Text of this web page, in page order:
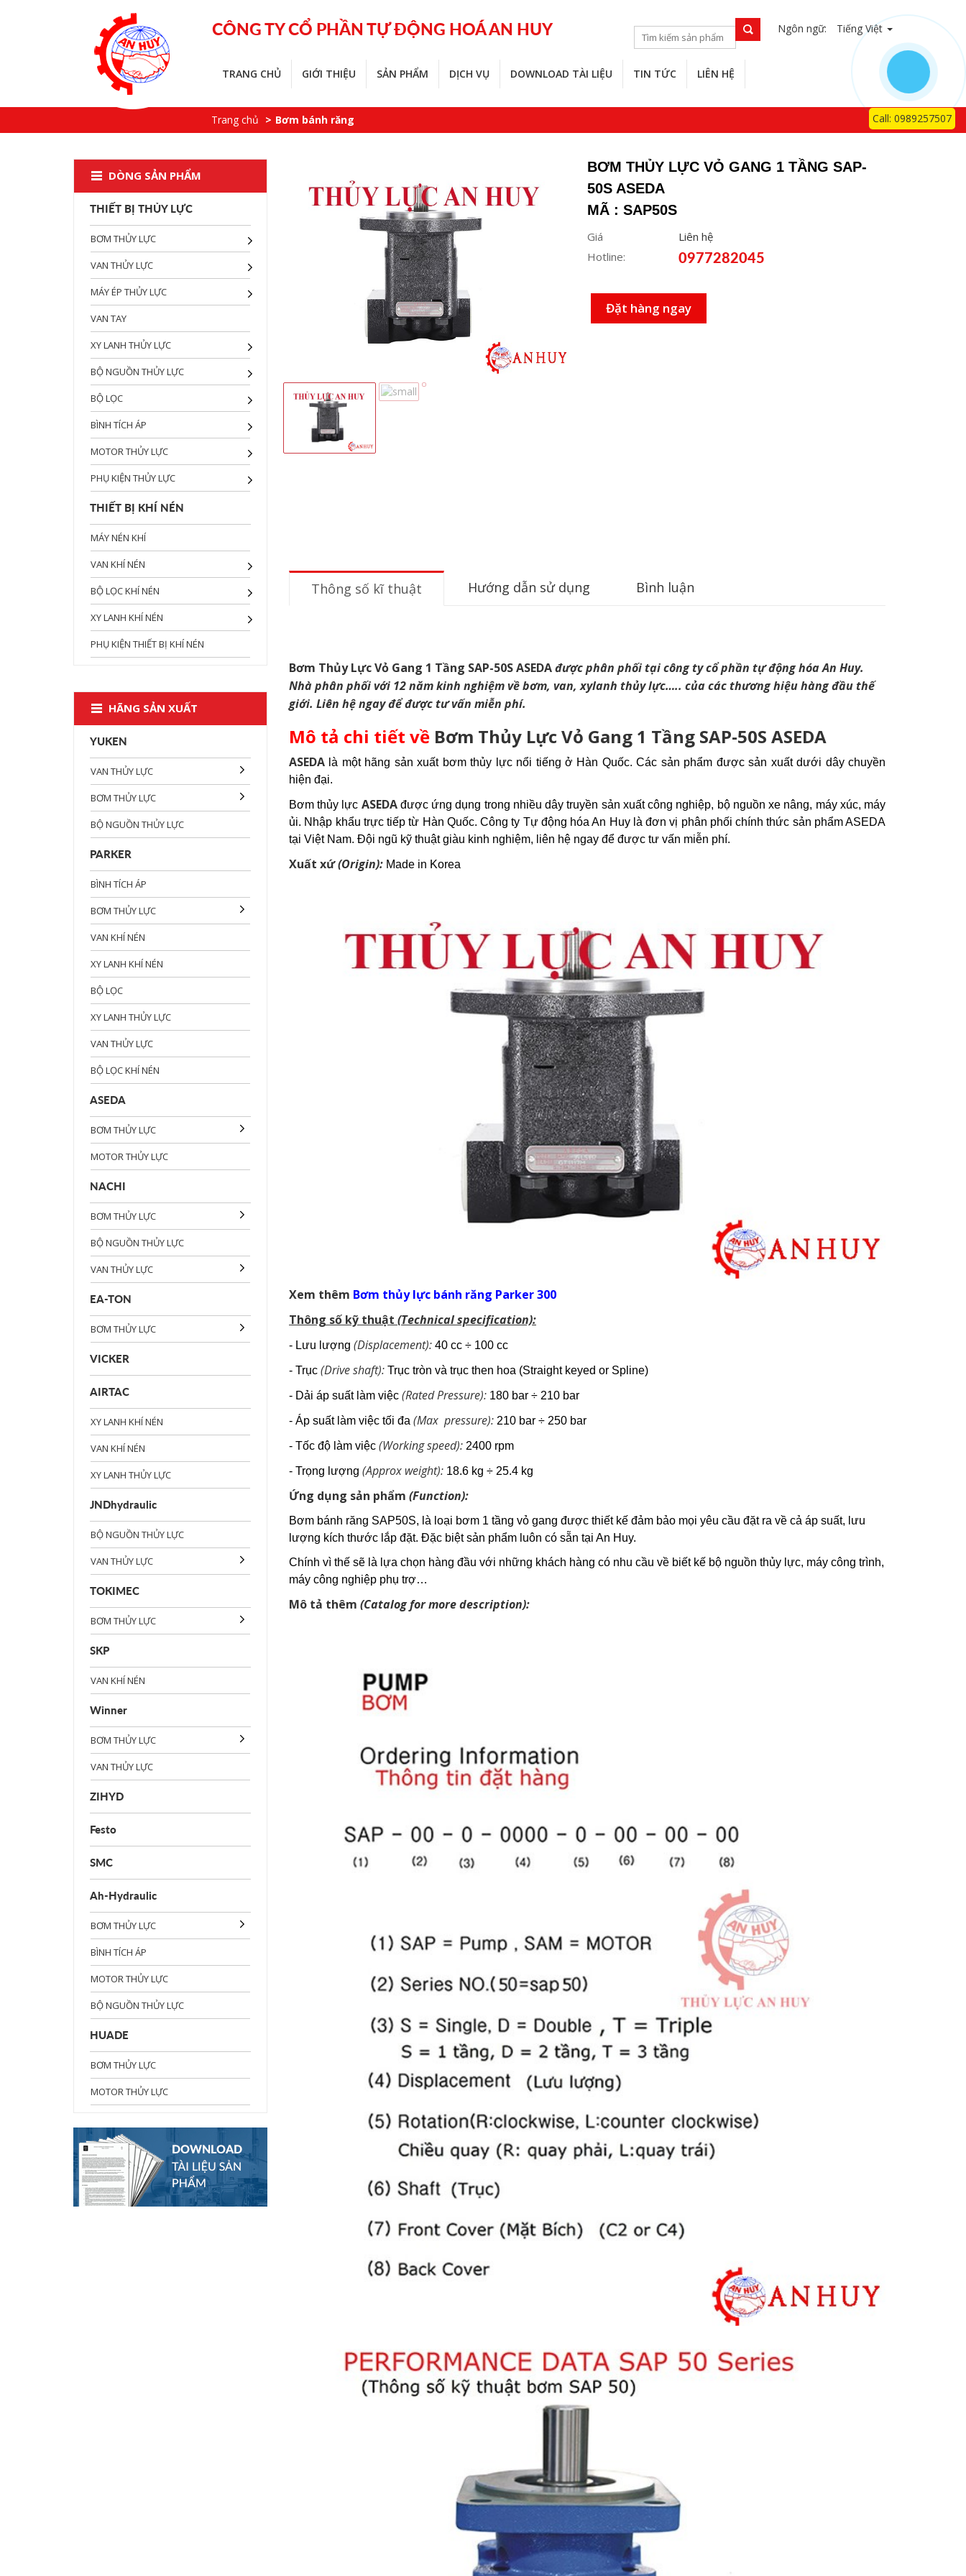
CÔNG TY CỔ PHẦN TỰ ĐỘNG HOÁ AN HUY Ngôn ngữ: Tiếng Việt
TRANG CHỦ GIỚI THIỆU SẢN PHẨM DỊCH VỤ DOWNLOAD TÀI LIỆU TIN TỨC LIÊN HỆ
Trang chủ Bơm bánh răng
DÒNG SẢN PHẨM
THIẾT BỊ THỦY LỰC
BƠM THỦY LỰC
VAN THỦY LỰC
MÁY ÉP THỦY LỰC
VAN TAY
XY LANH THỦY LỰC
BỘ NGUỒN THỦY LỰC
BỘ LỌC
BÌNH TÍCH ÁP
MOTOR THỦY LỰC
PHỤ KIỆN THỦY LỰC
THIẾT BỊ KHÍ NÉN
MÁY NÉN KHÍ
VAN KHÍ NÉN
BỘ LỌC KHÍ NÉN
XY LANH KHÍ NÉN
PHỤ KIỆN THIẾT BỊ KHÍ NÉN
HÃNG SẢN XUẤT
YUKEN
VAN THỦY LỰC
BƠM THỦY LỰC
BỘ NGUỒN THỦY LỰC
PARKER
BÌNH TÍCH ÁP
BƠM THỦY LỰC
VAN KHÍ NÉN
XY LANH KHÍ NÉN
BỘ LỌC
XY LANH THỦY LỰC
VAN THỦY LỰC
BỘ LỌC KHÍ NÉN
ASEDA
BƠM THỦY LỰC
MOTOR THỦY LỰC
NACHI
BƠM THỦY LỰC
BỘ NGUỒN THỦY LỰC
VAN THỦY LỰC
EA-TON
BƠM THỦY LỰC
VICKER
AIRTAC
XY LANH KHÍ NÉN
VAN KHÍ NÉN
XY LANH THỦY LỰC
JNDhydraulic
BỘ NGUỒN THỦY LỰC
VAN THỦY LỰC
TOKIMEC
BƠM THỦY LỰC
SKP
VAN KHÍ NÉN
Winner
BƠM THỦY LỰC
VAN THỦY LỰC
ZIHYD
Festo
SMC
Ah-Hydraulic
BƠM THỦY LỰC
BÌNH TÍCH ÁP
MOTOR THỦY LỰC
BỘ NGUỒN THỦY LỰC
HUADE
BƠM THỦY LỰC
MOTOR THỦY LỰC
BƠM THỦY LỰC VỎ GANG 1 TẦNG SAP-
50S ASEDA
MÃ : SAP50S
Giá
Liên hệ
Hotline:
0977282045
Đặt hàng ngay
Thông số kĩ thuật Hướng dẫn sử dụng Bình luận
Bơm Thủy Lực Vỏ Gang 1 Tầng SAP-50S ASEDAđược phân phối tại công ty cổ phần tự động hóa An Huy.
Nhà phân phối với 12 năm kinh nghiệm về bơm, van, xylanh thủy lực….. của các thương hiệu hàng đầu thế
giới. Liên hệ ngay để được tư vấn miễn phí.
Mô tả chi tiết về Bơm Thủy Lực Vỏ Gang 1 Tầng SAP-50S ASEDA
ASEDA là một hãng sản xuất bơm thủy lực nổi tiếng ở Hàn Quốc. Các sản phẩm được sản xuất dưới dây chuyền
hiện đại.
Bơm thủy lực ASEDAđược ứng dụng trong nhiều dây truyền sản xuất công nghiệp, bộ nguồn xe nâng, máy xúc, máy
ủi. Nhập khẩu trực tiếp từ Hàn Quốc. Công ty Tự động hóa An Huy là đơn vị phân phối chính thức sản phẩm ASEDA
tại Việt Nam. Đội ngũ kỹ thuật giàu kinh nghiệm, liên hệ ngay để được tư vấn miễn phí.
Xuất xứ(Origin): Made in Korea
Xem thêm Bơm thủy lực bánh răng Parker 300
Thông số kỹ thuật (Technical specification):
- Lưu lượng (Displacement): 40 cc ÷ 100 cc
- Trục (Drive shaft): Trục tròn và trục then hoa (Straight keyed or Spline)
- Dải áp suất làm việc (Rated Pressure): 180 bar ÷ 210 bar
- Áp suất làm việc tối đa (Max pressure): 210 bar ÷ 250 bar
- Tốc độ làm việc (Working speed): 2400 rpm
- Trọng lượng (Approx weight): 18.6 kg ÷ 25.4 kg
Ứng dụng sản phẩm (Function):
Bơm bánh răng SAP50S, là loại bơm 1 tầng vỏ gang được thiết kế đảm bảo mọi yêu cầu đặt ra về cả áp suất, lưu
lượng kích thước lắp đặt. Đặc biệt sản phẩm luôn có sẵn tại An Huy.
Chính vì thế sẽ là lựa chọn hàng đầu với những khách hàng có nhu cầu về biết kế bộ nguồn thủy lực, máy công trình,
máy công nghiệp phụ trợ…
Mô tả thêm (Catalog for more description):
Call: 0989257507